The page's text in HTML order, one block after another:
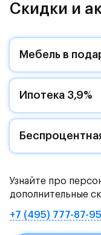
дома (Корпус 1.1,
от группы
Цена указана с
Жилой комплекс в
Солнечногорск,
Митинским
Путь до МКАД на
Пятницкому
обустроен
минут на
рядом с жилым
общественного
Скидки и
Мебель в
Ипотека 3,9%
Узнайте про
дополнительные
+7 (495) 777-87-95